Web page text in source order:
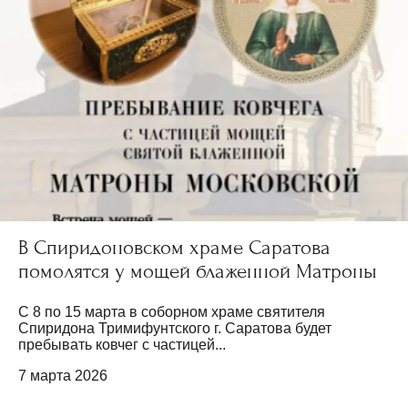
В Спиридоновском храме Саратова
помолятся у мощей блаженной Матроны
С 8 по 15 марта в соборном храме святителя
Спиридона Тримифунтского г. Саратова будет
пребывать ковчег с частицей...
7 марта 2026